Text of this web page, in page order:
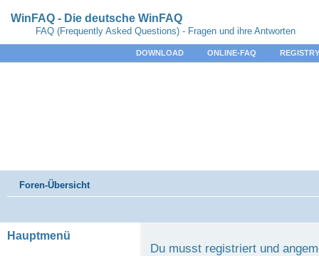
WinFAQ - Die deutsche WinFAQ
FAQ (Frequently Asked Questions) - Fragen und ihre Antworten
DOWNLOAD ONLINE-FAQ
Foren-Übersicht
Du musst registriert und
Hauptmenü